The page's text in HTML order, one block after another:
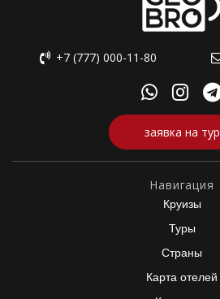
+7 (777) 000-11-80
заявка на тур
Навигация
Круизы
Туры
Страны
Карта отелей